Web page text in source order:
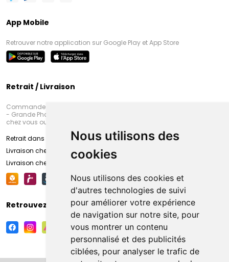
Nous utilisons des
cookies
Nous utilisons des cookies et
d'autres technologies de suivi
pour améliorer votre expérience
de navigation sur notre site, pour
vous montrer un contenu
personnalisé et des publicités
ciblées, pour analyser le trafic de
App Mobile
Retrouver notre application sur Google Play et App Store
Retrait / Livraison
Commandez en ligne et venez chercher votre commande à Amiens
- Grande Pharmacie d’Amiens (Fachon) ou recevez-là rapidement
chez vous ou en point retrait
Retrait dans la pharmacie d’Amiens
Livraison chez vous
Livraison chez votre commerçant
Retrouvez-nous sur vos réseaux sociaux